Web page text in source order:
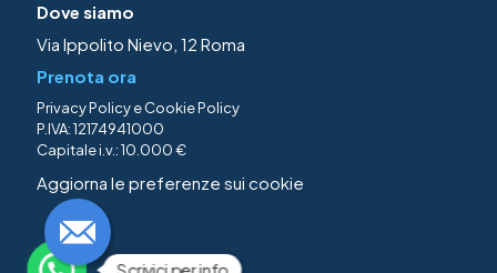
Dove siamo
Via Ippolito Nievo, 12 Roma
Prenota ora
Privacy PolicyeCookie Policy
P.IVA: 12174941000
Capitale i.v.: 10.000 €
Aggiorna le preferenze sui cookie